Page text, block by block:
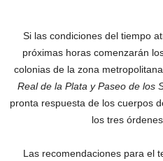
Si las condiciones del tiempo
próximas horas comenzarán
colonias de la zona
Real de la Plata y Paseo de los
pronta respuesta de los cuerpos
los tres
Las recomendaciones para el